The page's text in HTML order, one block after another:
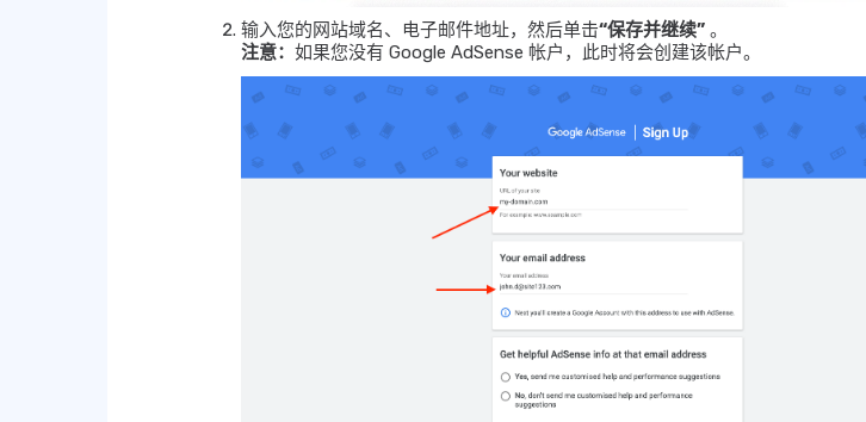
输入您的网站域名、电子邮件地址，然后单击“保存并继续” 。
注意： 如果您没有 Google AdSense 帐户，此时将会创建该帐户。